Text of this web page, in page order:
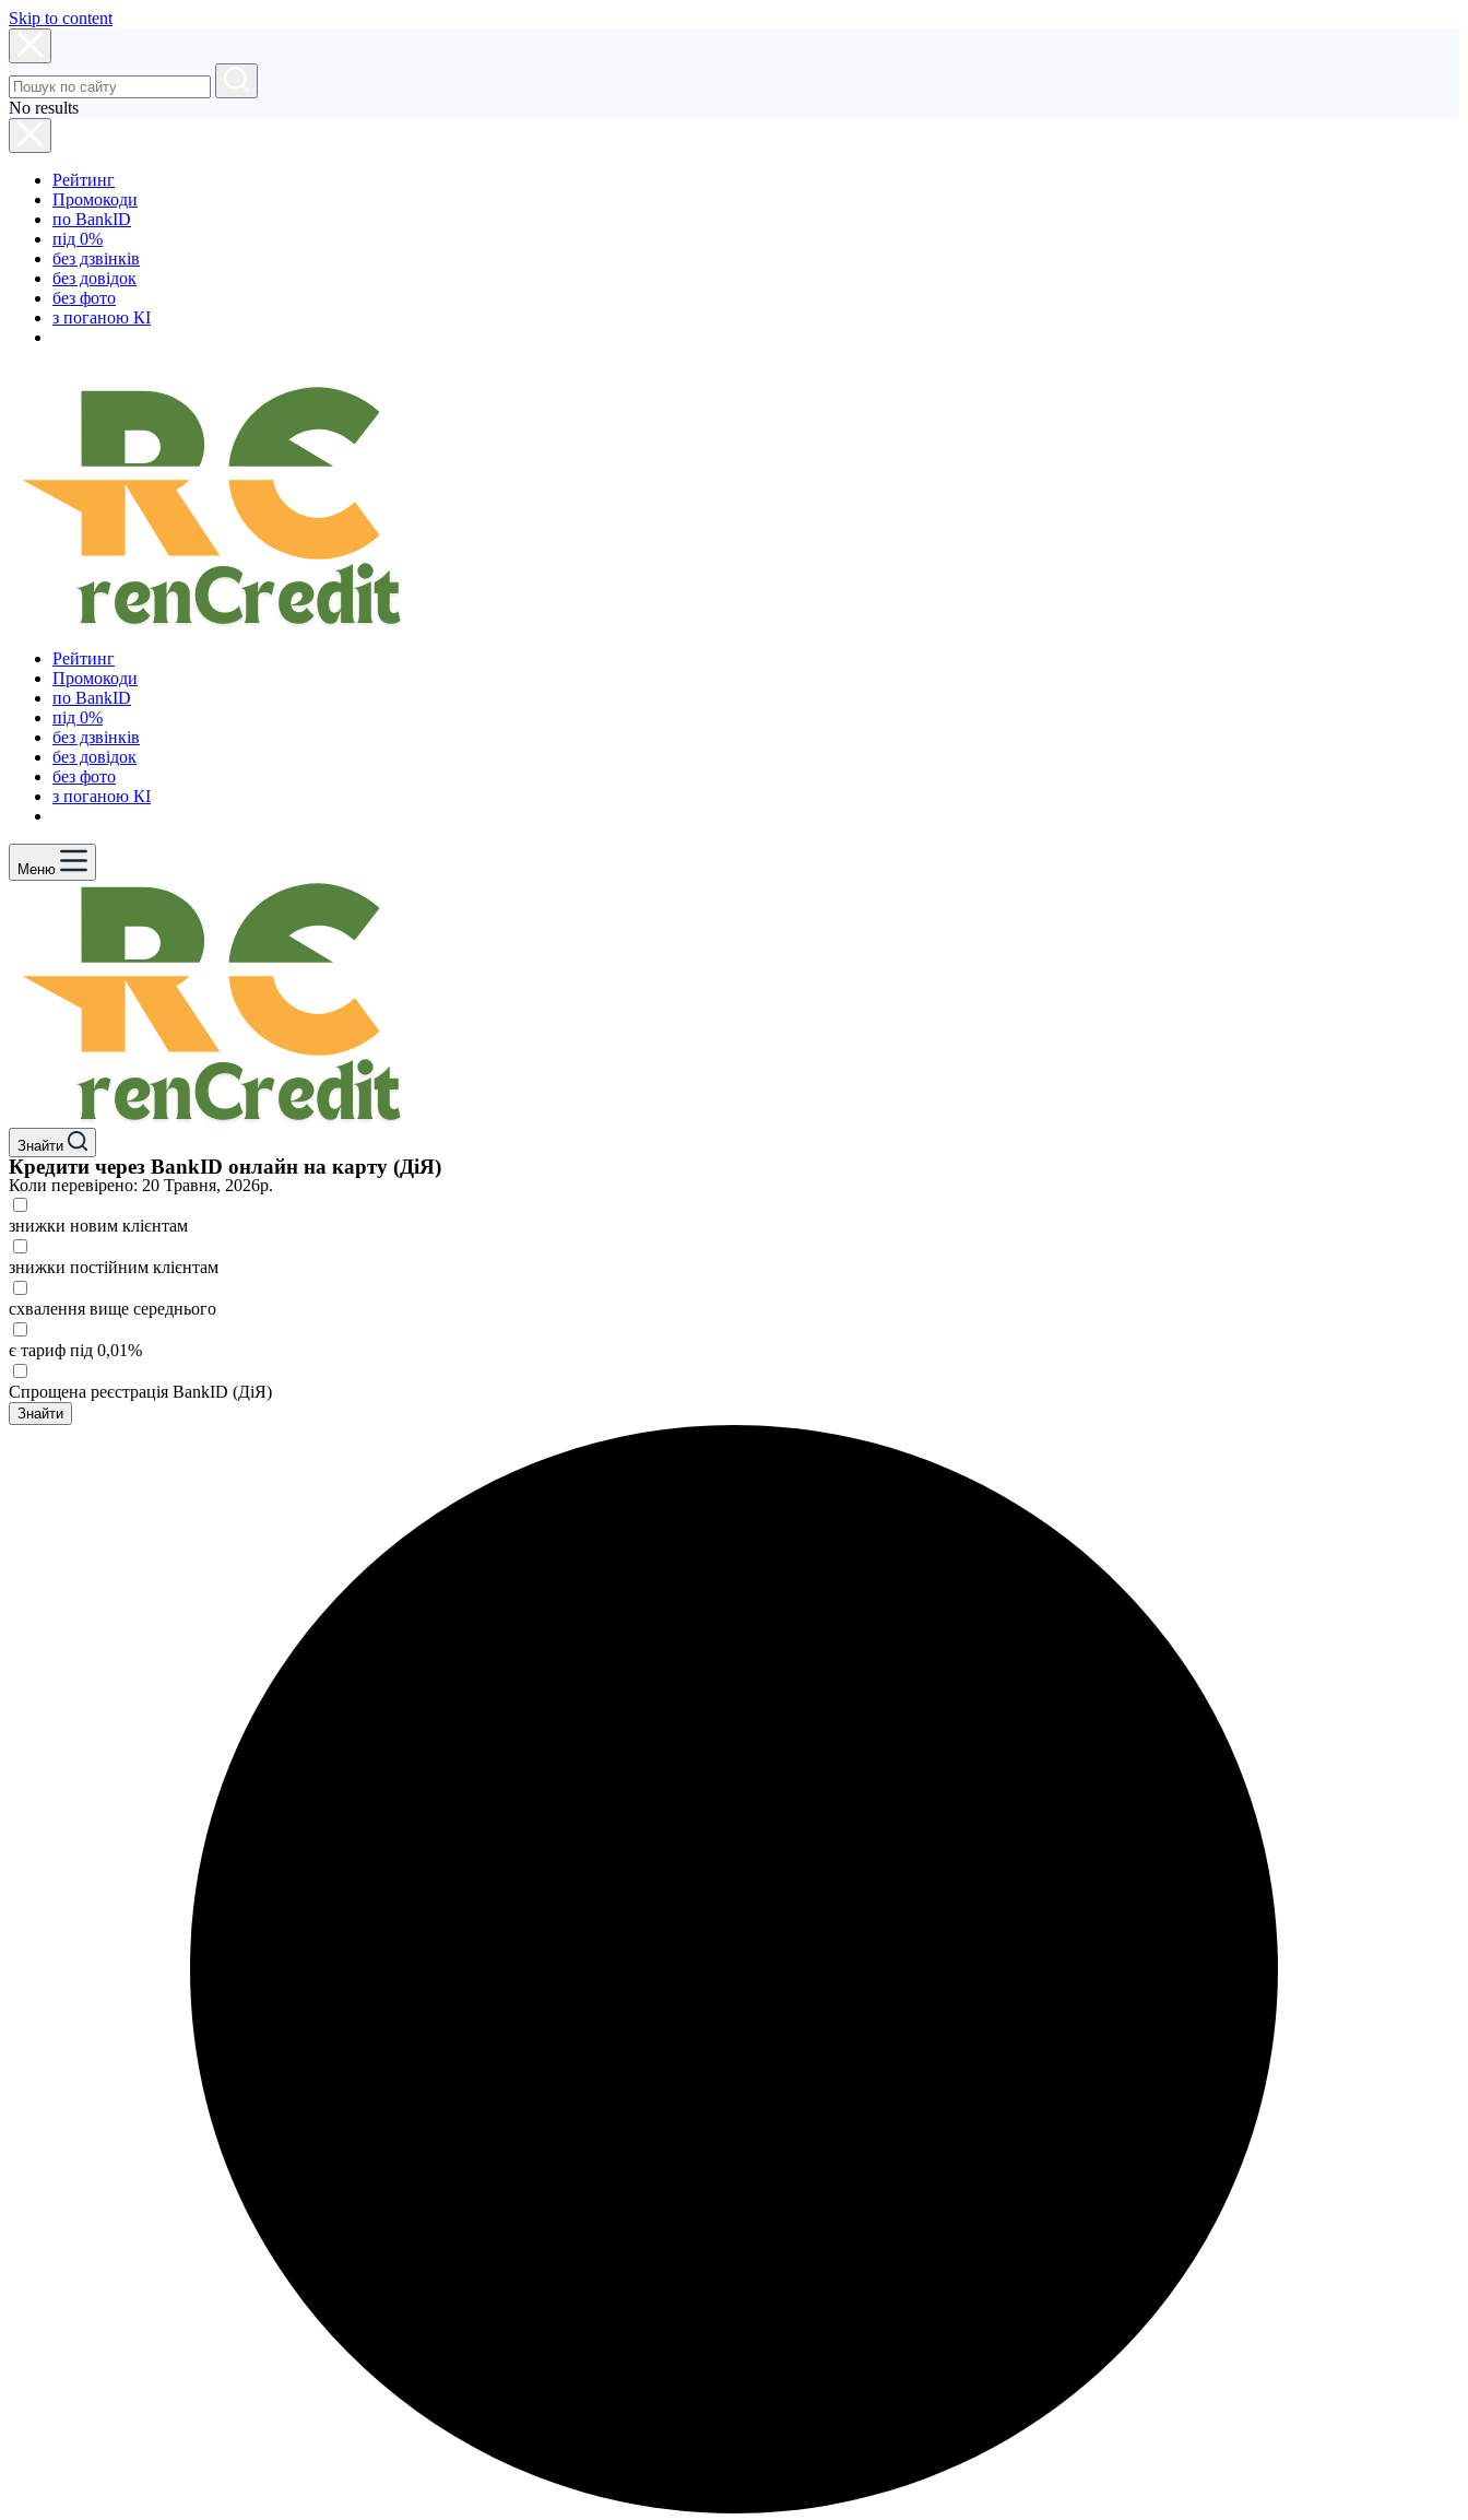
Skip to content
No results
Рейтинг
Промокоди
по BankID
під 0%
без дзвінків
без довідок
без фото
з поганою КІ
Рейтинг
Промокоди
по BankID
під 0%
без дзвінків
без довідок
без фото
з поганою КІ
Меню
Знайти
Кредити через BankID онлайн на карту (ДіЯ)
Коли перевірено: 20 Травня, 2026р.
знижки новим клієнтам
знижки постійним клієнтам
схвалення вище середнього
є тариф під 0,01%
Спрощена реєстрація BankID (ДіЯ)
Знайти